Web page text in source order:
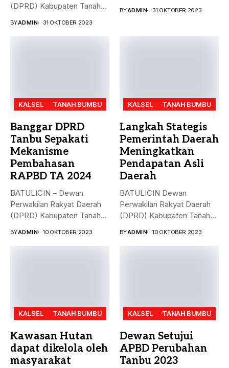
(DPRD) Kabupaten Tanah
BYADMIN 31 OKTOBER 2023
BYADMIN 31 OKTOBER 2023
KALSEL TANAH BUMBU
Banggar DPRD
Tanbu Sepakati
Mekanisme
Pembahasan
RAPBD TA 2024
BATULICIN – Dewan
Perwakilan Rakyat Daerah
(DPRD) Kabupaten Tanah
BYADMIN 10 OKTOBER 2023
KALSEL TANAH BUMBU
Langkah Stategis
Pemerintah Daerah
Meningkatkan
Pendapatan Asli
Daerah
BATULICIN Dewan
Perwakilan Rakyat Daerah
(DPRD) Kabupaten Tanah
BYADMIN 10 OKTOBER 2023
KALSEL TANAH BUMBU
Kawasan Hutan
dapat dikelola oleh
masyarakat
KALSEL TANAH BUMBU
Dewan Setujui
APBD Perubahan
Tanbu 2023